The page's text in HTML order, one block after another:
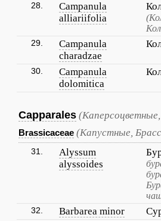
28.
Campanula
alliariifolia
29.
Campanula
charadzae
30.
Campanula
dolomitica
Capparales
Brassicaceae (Капустные,
31.
Alyssum
alyssoides
32. Barbarea minor